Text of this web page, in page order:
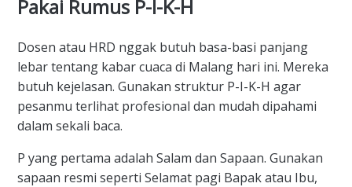
Pakai Rumus P-I-K-H
Dosen atau HRD nggak butuh basa-basi panjang
lebar tentang kabar cuaca di Malang hari ini. Mereka
butuh kejelasan. Gunakan struktur P-I-K-H agar
pesanmu terlihat profesional dan mudah dipahami
dalam sekali baca.
P yang pertama adalah Salam dan Sapaan. Gunakan
sapaan resmi seperti Selamat pagi Bapak atau Ibu,